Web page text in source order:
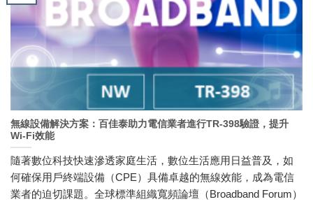
無線設備解決方案：百佳泰助力電信業者進行TR-398驗證，提升
Wi-Fi效能
隨著數位科技快速滲透家庭生活，數位生活應用日益普及，如
何確保用戶終端設備（CPE）具備卓越的無線效能，成為電信
業者的迫切課題。全球標準組織寬頻論壇（Broadband Forum）